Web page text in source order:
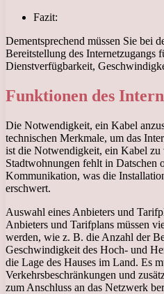
Fazit:
Dementsprechend müssen Sie bei
Bereitstellung des Internetzugangs
Dienstverfügbarkeit,
Funktionen des
Die Notwendigkeit, ein Kabel
technischen Merkmale, um das
ist die Notwendigkeit, ein Kabel zu
Stadtwohnungen fehlt in Datschen
Kommunikation, was die
erschwert.
Auswahl eines Anbieters und
Anbieters und Tarifplans müssen
werden, wie z. B. die Anzahl der
Geschwindigkeit des Hoch- und
die Lage des Hauses im Land. Es
Verkehrsbeschränkungen und
zum Anschluss an das Netzwerk